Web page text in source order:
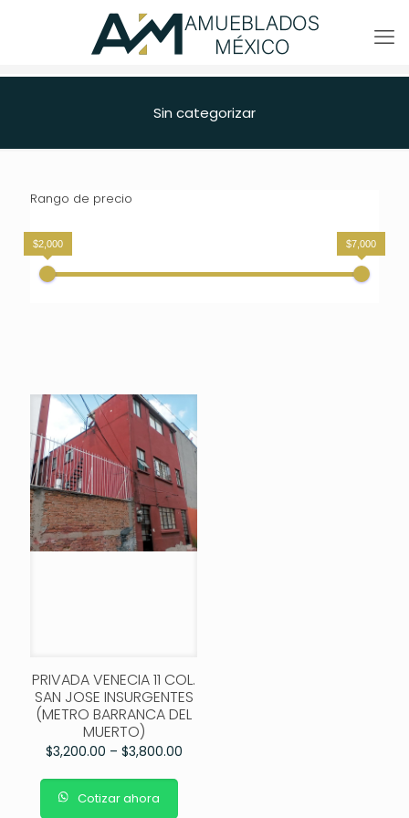
Sin categorizar
Rango de precio
$2,000 $7,000
PRIVADA VENECIA 11 COL.
SAN JOSE INSURGENTES
(METRO BARRANCA DEL
MUERTO)
$3,200.00 – $3,800.00
Cotizar ahora